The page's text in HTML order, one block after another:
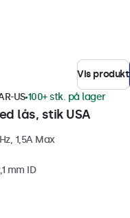
Vis produkt
lås, stik USA
US100+ stk. på lager
1,5A Max
mm ID